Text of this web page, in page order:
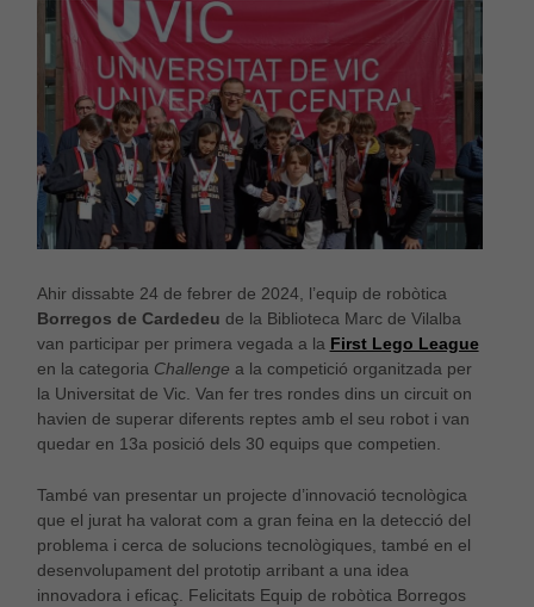
Ahir dissabte 24 de febrer de 2024, l’equip de robòtica
Borregos de Cardedeu de la Biblioteca Marc de Vilalba
van participar per primera vegada a la First Lego League
en la categoria Challenge a la competició organitzada per
la Universitat de Vic. Van fer tres rondes dins un circuit on
havien de superar diferents reptes amb el seu robot i van
quedar en 13a posició dels 30 equips que competien.
També van presentar un projecte d’innovació tecnològica
que el jurat ha valorat com a gran feina en la detecció del
problema i cerca de solucions tecnològiques, també en el
desenvolupament del prototip arribant a una idea
innovadora i eficaç. Felicitats Equip de robòtica Borregos